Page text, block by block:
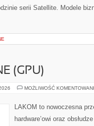
serii Satellite. Modele
(GPU)
MOŻLIWOŚĆ
LAKOM to nowoczesna
hardware’owi oraz